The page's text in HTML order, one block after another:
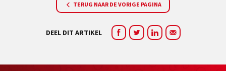
TERUG NAAR DE VORIGE PAGINA
DEEL DIT ARTIKEL